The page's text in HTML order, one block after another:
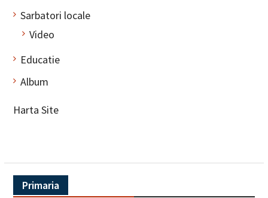
Sarbatori locale
Video
Educatie
Album
Harta Site
Primaria